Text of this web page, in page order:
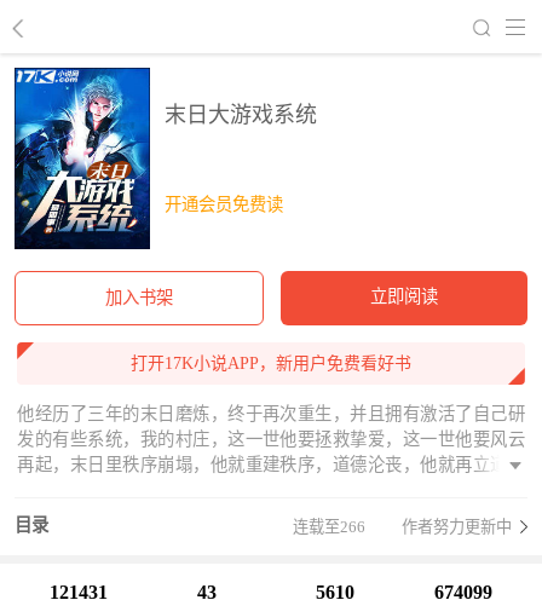
末日大游戏系统
开通会员免费读
加入书架 立即阅读
打开17K小说APP，新用户免费看好书
他经历了三年的末日磨炼，终于再次重生，并且拥有激活了自己研
发的有些系统，我的村庄，这一世他要拯救挚爱，这一世他要风云
再起，末日里秩序崩塌，他就重建秩序，道德沦丧，他就再立道德
约，有兴趣的朋友都去看一下，一样的末日，不一样的精彩，只要
你来就让你爽。http://www.17k.com/book/2797865.html
目录 连载至266 作者努力更新中
121431 43 5610 674099